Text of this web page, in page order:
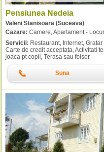
Pensiunea Nedeia
Valeni Stanisoara (Suceava)
Cazare: Camere, Apartament -
Servicii: Restaurant, Internet,
Carte de credit acceptata, Activitati
joaca pt copii, Terasa sau foisor
Suna